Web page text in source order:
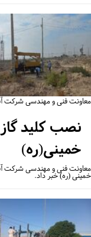
فنی و مهندسی شرکت آب
خمینی(ره)
(ره) خبر داد.